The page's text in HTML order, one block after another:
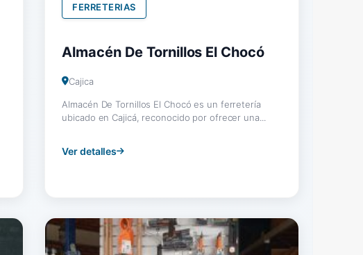
FERRETERIAS
Almacén De Tornillos El Chocó
Cajica
Almacén De Tornillos El Chocó es un ferretería
ubicado en Cajicá, reconocido por ofrecer una...
Ver detalles